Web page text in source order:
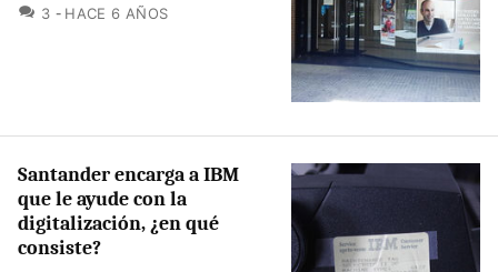
3 COMENTARIOS
HACE 6 AÑOS
Santander encarga a IBM
que le ayude con la
digitalización, ¿en qué
consiste?